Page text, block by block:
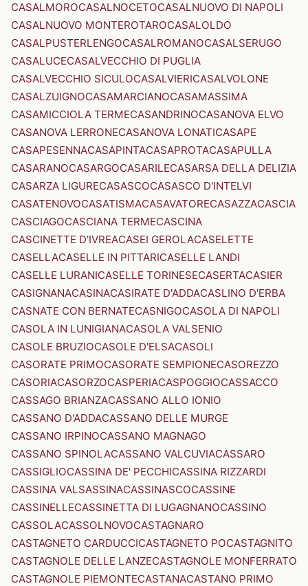
CASALMOROCASALNOCETOCASALNUOVO DI NAPOLI
CASALNUOVO MONTEROTAROCASALOLDO
CASALPUSTERLENGOCASALROMANOCASALSERUGO
CASALUCECASALVECCHIO DI PUGLIA
CASALVECCHIO SICULOCASALVIERICASALVOLONE
CASALZUIGNOCASAMARCIANOCASAMASSIMA
CASAMICCIOLA TERMECASANDRINOCASANOVA ELVO
CASANOVA LERRONECASANOVA LONATICASAPE
CASAPESENNACASAPINTACASAPROTACASAPULLA
CASARANOCASARGOCASARILECASARSA DELLA DELIZIA
CASARZA LIGURECASASCOCASASCO D'INTELVI
CASATENOVOCASATISMACASAVATORECASAZZACASCIA
CASCIAGOCASCIANA TERMECASCINA
CASCINETTE D'IVREACASEI GEROLACASELETTE
CASELLACASELLE IN PITTARICASELLE LANDI
CASELLE LURANICASELLE TORINESECASERTACASIER
CASIGNANACASINACASIRATE D'ADDACASLINO D'ERBA
CASNATE CON BERNATECASNIGOCASOLA DI NAPOLI
CASOLA IN LUNIGIANACASOLA VALSENIO
CASOLE BRUZIOCASOLE D'ELSACASOLI
CASORATE PRIMOCASORATE SEMPIONECASOREZZO
CASORIACASORZOCASPERIACASPOGGIOCASSACCO
CASSAGO BRIANZACASSANO ALLO IONIO
CASSANO D'ADDACASSANO DELLE MURGE
CASSANO IRPINOCASSANO MAGNAGO
CASSANO SPINOLACASSANO VALCUVIACASSARO
CASSIGLIOCASSINA DE' PECCHICASSINA RIZZARDI
CASSINA VALSASSINACASSINASCOCASSINE
CASSINELLECASSINETTA DI LUGAGNANOCASSINO
CASSOLACASSOLNOVOCASTAGNARO
CASTAGNETO CARDUCCICASTAGNETO POCASTAGNITO
CASTAGNOLE DELLE LANZECASTAGNOLE MONFERRATO
CASTAGNOLE PIEMONTECASTANACASTANO PRIMO